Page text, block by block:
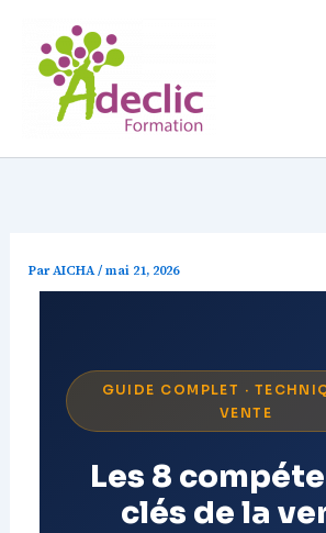
contenu
ParAICHA/mai 21, 2026
GUIDE COMPLET ·
VENTE
Les 8
clés de la